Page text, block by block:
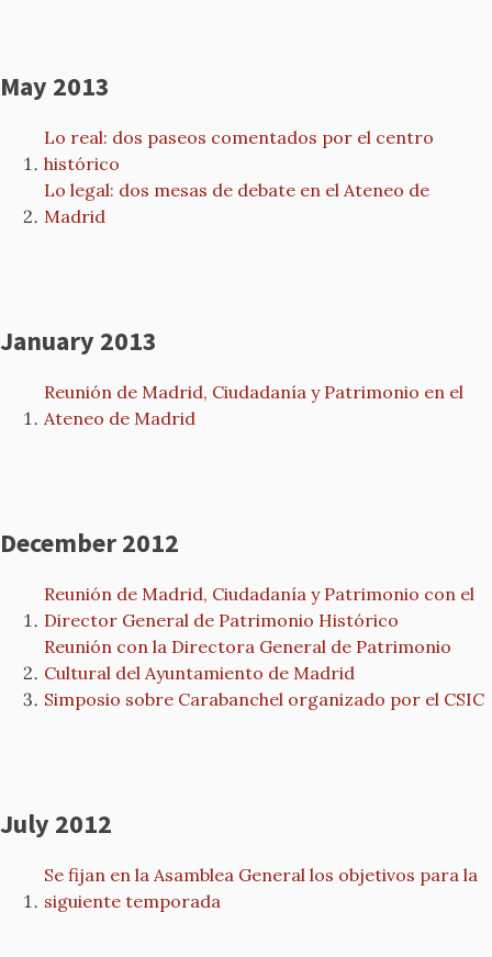
May 2013
Lo real: dos paseos comentados por el centro
histórico
Lo legal: dos mesas de debate en el Ateneo de
Madrid
January 2013
Reunión de Madrid, Ciudadanía y Patrimonio en el
Ateneo de Madrid
December 2012
Reunión de Madrid, Ciudadanía y Patrimonio con el
Director General de Patrimonio Histórico
Reunión con la Directora General de Patrimonio
Cultural del Ayuntamiento de Madrid
Simposio sobre Carabanchel organizado por el CSIC
July 2012
Se fijan en la Asamblea General los objetivos para la
siguiente temporada